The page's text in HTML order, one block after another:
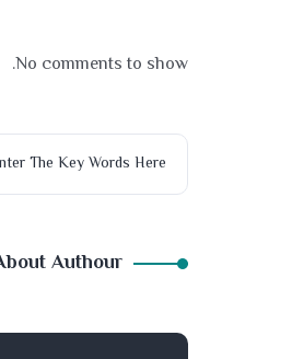
No comments to show.
Authour